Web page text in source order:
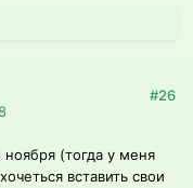
#26
(тогда у меня
вставить свои